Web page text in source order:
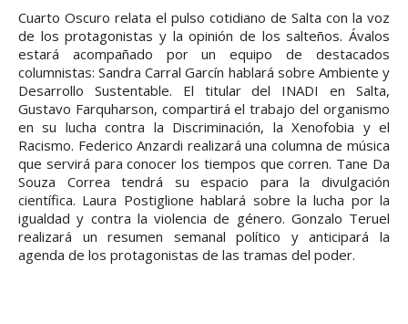
Cuarto Oscuro relata el pulso cotidiano de Salta con la voz
de los protagonistas y la opinión de los salteños. Ávalos
estará acompañado por un equipo de destacados
columnistas: Sandra Carral Garcín hablará sobre Ambiente y
Desarrollo Sustentable. El titular del INADI en Salta,
Gustavo Farquharson, compartirá el trabajo del organismo
en su lucha contra la Discriminación, la Xenofobia y el
Racismo. Federico Anzardi realizará una columna de música
que servirá para conocer los tiempos que corren. Tane Da
Souza Correa tendrá su espacio para la divulgación
científica. Laura Postiglione hablará sobre la lucha por la
igualdad y contra la violencia de género. Gonzalo Teruel
realizará un resumen semanal político y anticipará la
agenda de los protagonistas de las tramas del poder.